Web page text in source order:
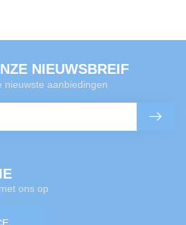
ons op
NIEUWSBREIF
nieuwste aanbiedingen